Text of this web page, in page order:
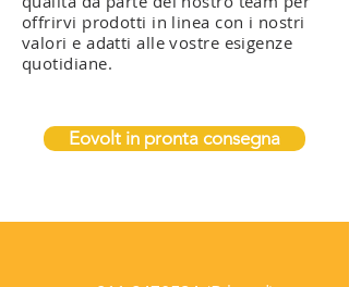
offrirvi prodotti in linea con i nostri
valori e adatti alle vostre esigenze
quotidiane.
Eovolt in pronta consegna